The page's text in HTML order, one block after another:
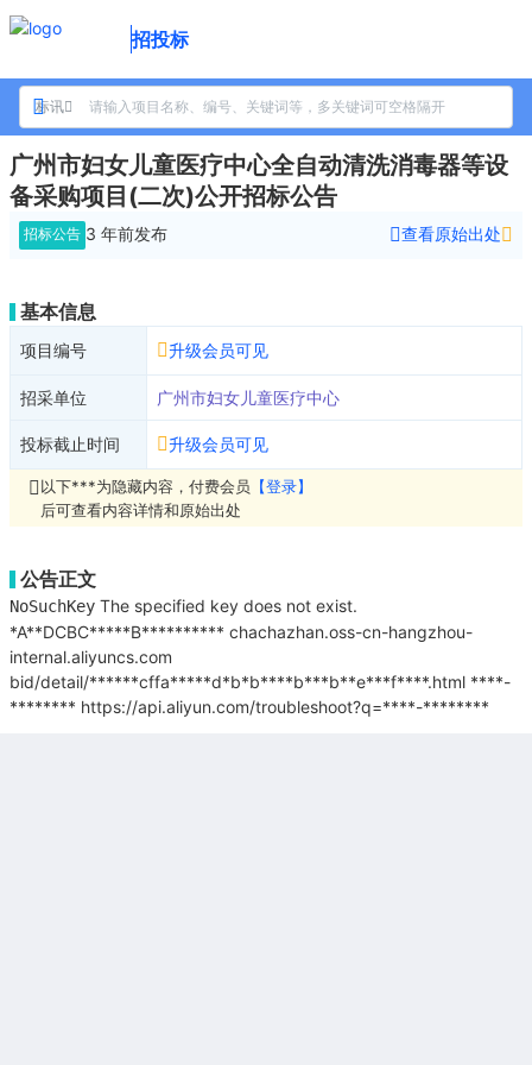
招投标
标讯
广州市妇女儿童医疗中心全自动清洗消毒器等设
备采购项目(二次)公开招标公告
招标公告 3 年前发布 查看原始出处
基本信息
项目编号 升级会员可见
招采单位 广州市妇女儿童医疗中心
投标截止时间 升级会员可见
以下***为隐藏内容，付费会员 【登录】
后可查看内容详情和原始出处
公告正文
NoSuchKey The specified key does not exist.
*A**DCBC*****B********** chachazhan.oss-cn-hangzhou-
internal.aliyuncs.com
bid/detail/******cffa*****d*b*b****b***b**e***f****.html ****-
******** https://api.aliyun.com/troubleshoot?q=****-********